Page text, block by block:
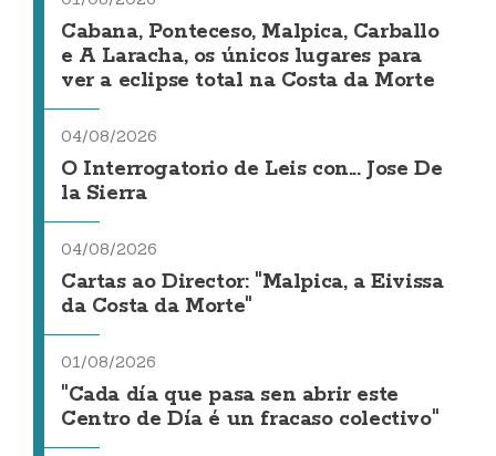
Cabana, Ponteceso, Malpica, Carballo
e A Laracha, os únicos lugares para
ver a eclipse total na Costa da Morte
04/08/2026
O Interrogatorio de Leis con... Jose De
la Sierra
04/08/2026
Cartas ao Director: "Malpica, a Eivissa
da Costa da Morte"
01/08/2026
"Cada día que pasa sen abrir este
Centro de Día é un fracaso colectivo"